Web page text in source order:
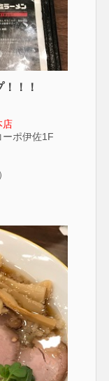
！！
店
ポ伊佐1F